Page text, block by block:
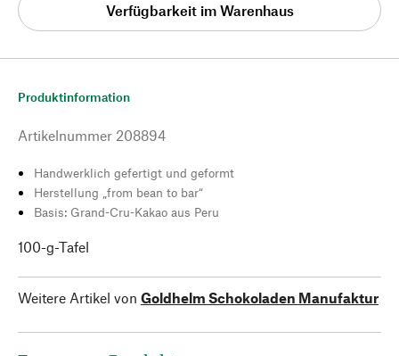
Verfügbarkeit im Warenhaus
Produktinformation
Artikelnummer 208894
Handwerklich gefertigt und geformt
Herstellung „from bean to bar“
Basis: Grand-Cru-Kakao aus Peru
100-g-Tafel
Weitere Artikel von Goldhelm Schokoladen Manufaktur